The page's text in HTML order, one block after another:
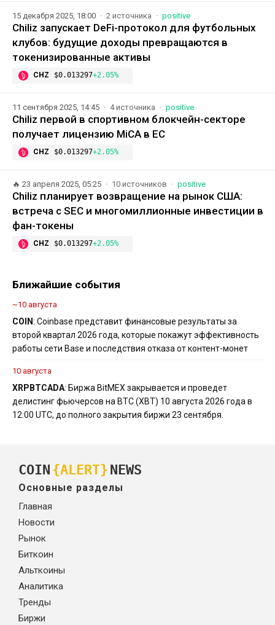
15 декабря 2025, 18:00 2 источника positive
Chiliz запускает DeFi-протокол для футбольных
клубов: будущие доходы превращаются в
токенизированные активы
CHZ $0.013297+2.05%
11 сентября 2025, 14:45 4 источника positive
Chiliz первой в спортивном блокчейн-секторе
получает лицензию MiCA в ЕС
CHZ $0.013297+2.05%
🔥 23 апреля 2025, 05:25 10 источников positive
Chiliz планирует возвращение на рынок США:
встреча с SEC и многомиллионные инвестиции в
фан-токены
CHZ $0.013297+2.05%
Ближайшие события
~10 августа
COIN: Coinbase представит финансовые результаты за
второй квартал 2026 года, которые покажут эффективность
работы сети Base и последствия отказа от контент-монет
10 августа
XRPBTCADA: Биржа BitMEX закрывается и проведет
делистинг фьючерсов на BTC (XBT) 10 августа 2026 года в
12:00 UTC, до полного закрытия биржи 23 сентября.
COIN {ALERT} NEWS
Основные разделы
Главная
Новости
Рынок
Биткоин
Альткоины
Аналитика
Тренды
Биржи